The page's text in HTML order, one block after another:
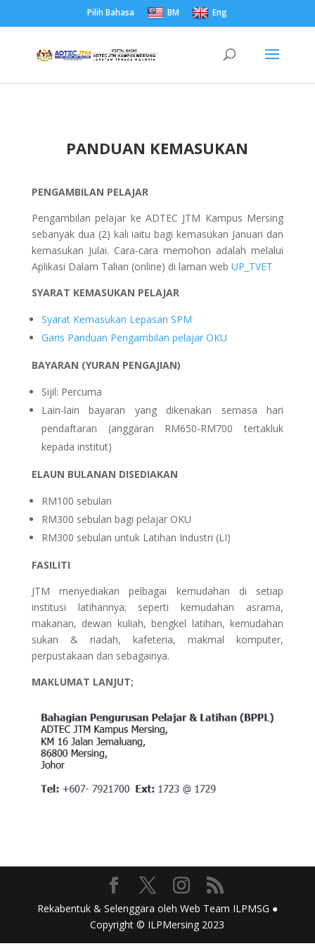
Pilih Bahasa BM Eng
PANDUAN KEMASUKAN
PENGAMBILAN PELAJAR
Pengambilan pelajar ke ADTEC JTM Kampus Mersing
sebanyak dua (2) kali iaitu bagi kemasukan Januari dan
kemasukan Julai. Cara-cara memohon adalah melalui
Aplikasi Dalam Talian (online) di laman web UP_TVET
SYARAT KEMASUKAN PELAJAR
Syarat Kemasukan Lepasan SPM
Garis Panduan Pengambilan pelajar OKU
BAYARAN (YURAN PENGAJIAN)
Sijil: Percuma
Lain-lain bayaran yang dikenakan semasa hari
pendaftaran (anggaran RM650-RM700 tertakluk
kepada institut)
ELAUN BULANAN DISEDIAKAN
RM100 sebulan
RM300 sebulan bagi pelajar OKU
RM300 sebulan untuk Latihan Industri (LI)
FASILITI
JTM menyediakan pelbagai kemudahan di setiap
institusi latihannya; seperti kemudahan asrama,
makanan, dewan kuliah, bengkel latihan, kemudahan
sukan & riadah, kafeteria, makmal komputer,
perpustakaan dan sebagainya.
MAKLUMAT LANJUT;
Rekabentuk & Selenggara oleh Web Team ILPMSG ●
Copyright © ILPMersing 2023